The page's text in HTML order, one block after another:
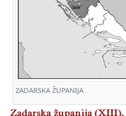
ZADARSKA ŽUPANIJA